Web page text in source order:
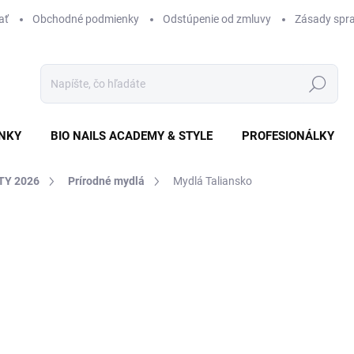
Obchodné podmienky Odstúpenie od zmluvy Zásady
Hľadať
BIO NAILS ACADEMY & STYLE PROFESIONÁLKY
2026 Prírodné mydlá Mydlá Taliansko